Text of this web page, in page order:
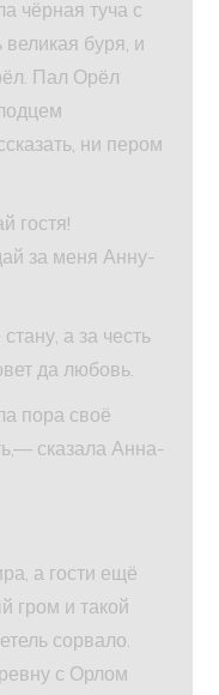
чёрная туча с
буря, и
Пал Орёл
ни пером
гостя!
за меня Анну-
а за честь
да любовь.
пора своё
сказала Анна-
а гости ещё
гром и такой
сорвало.
с Орлом